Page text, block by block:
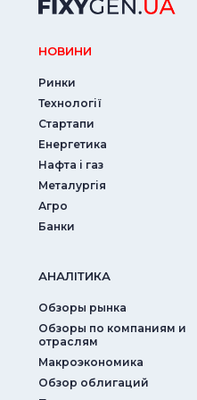
НОВИНИ
Ринки
Технології
Стартапи
Енергетика
Нафта і газ
Металургія
Агро
Банки
АНАЛIТИКА
Обзоры рынка
Обзоры по компаниям и
отраслям
Макроэкономика
Обзор облигаций